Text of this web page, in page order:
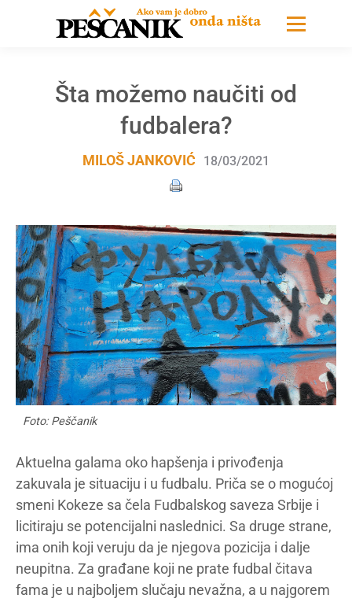
Šta možemo naučiti od
fudbalera?
MILOŠ JANKOVIĆ 18/03/2021
Foto: Peščanik
Aktuelna galama oko hapšenja i privođenja
zakuvala je situaciju i u fudbalu. Priča se o mogućoj
smeni Kokeze sa čela Fudbalskog saveza Srbije i
licitiraju se potencijalni naslednici. Sa druge strane,
ima onih koji veruju da je njegova pozicija i dalje
neupitna. Za građane koji ne prate fudbal čitava
fama je u najboljem slučaju nevažna, a u najgorem